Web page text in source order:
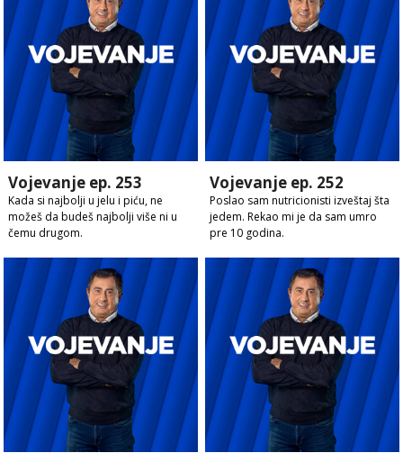
Vojevanje ep. 253
Kada si najbolji u jelu i piću, ne
možeš da budeš najbolji više ni u
čemu drugom.
Vojevanje ep. 252
Poslao sam nutricionisti izveštaj šta
jedem. Rekao mi je da sam umro
pre 10 godina.